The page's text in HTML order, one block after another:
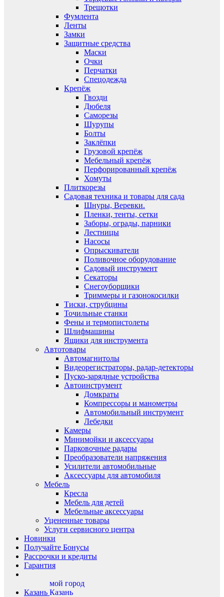
Трещотки
Фумлента
Ленты
Замки
Защитные средства
Маски
Очки
Перчатки
Спецодежда
Крепёж
Гвозди
Дюбеля
Саморезы
Шурупы
Болты
Заклёпки
Грузовой крепёж
Мебельный крепёж
Перфорированный крепёж
Хомуты
Плиткорезы
Садовая техника и товары для сада
Шнуры, Веревки.
Пленки, тенты, сетки
Заборы, ограды, парники
Лестницы
Насосы
Опрыскиватели
Поливочное оборудование
Садовый инструмент
Секаторы
Снегоуборщики
Триммеры и газонокосилки
Тиски, струбцины
Точильные станки
Фены и термопистолеты
Шлифмашины
Ящики для инструмента
Автотовары
Автомагнитолы
Видеорегистраторы, радар-детекторы
Пуско-зарядные устройства
Автоинструмент
Домкраты
Компрессоры и манометры
Автомобильный инструмент
Лебедки
Камеры
Минимойки и аксессуары
Парковочные радары
Преобразователи напряжения
Усилители автомобильные
Аксессуары для автомобиля
Мебель
Кресла
Мебель для детей
Мебельные аксессуары
Уцененные товары
Услуги сервисного центра
Новинки
Получайте Бонусы
Рассрочки и кредиты
Гарантия
Казань
мой город
Казань